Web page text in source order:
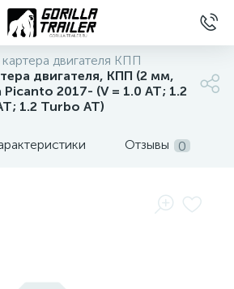
двигателя КПП
двигателя, КПП (2 мм,
Picanto 2017- (V = 1.0 AT; 1.2
1.2 Turbo AT)
Отзывы 0